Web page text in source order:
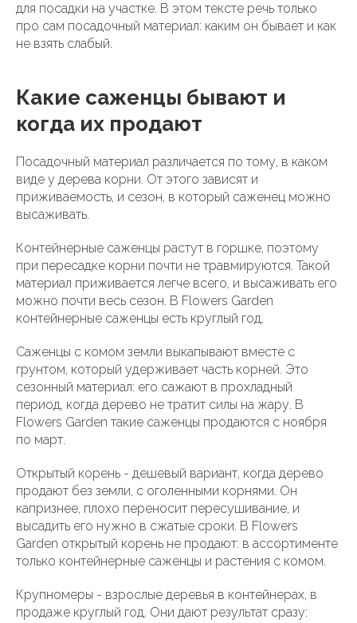
для посадки на участке. В этом тексте речь только
про сам посадочный материал: каким он бывает и как
не взять слабый.
Какие саженцы бывают и
когда их продают
Посадочный материал различается по тому, в каком
виде у дерева корни. От этого зависят и
приживаемость, и сезон, в который саженец можно
высаживать.
Контейнерные саженцы растут в горшке, поэтому
при пересадке корни почти не травмируются. Такой
материал приживается легче всего, и высаживать его
можно почти весь сезон. В Flowers Garden
контейнерные саженцы есть круглый год.
Саженцы с комом земли выкапывают вместе с
грунтом, который удерживает часть корней. Это
сезонный материал: его сажают в прохладный
период, когда дерево не тратит силы на жару. В
Flowers Garden такие саженцы продаются с ноября
по март.
Открытый корень - дешевый вариант, когда дерево
продают без земли, с оголенными корнями. Он
капризнее, плохо переносит пересушивание, и
высадить его нужно в сжатые сроки. В Flowers
Garden открытый корень не продают: в ассортименте
только контейнерные саженцы и растения с комом.
Крупномеры - взрослые деревья в контейнерах, в
продаже круглый год. Они дают результат сразу: